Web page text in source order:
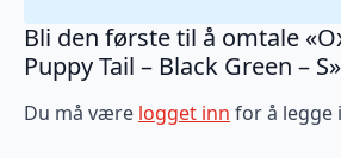
Bli den første til å omtale
Puppy Tail – Black Green – S»
Du må være logget inn for å legge